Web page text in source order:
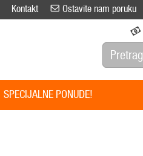
Kontakt Ostavite nam poruku
SPECIJALNE PONUDE!